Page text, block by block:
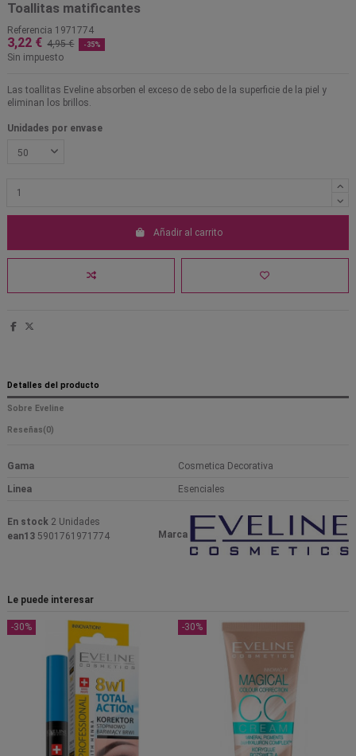
Toallitas matificantes
Referencia 1971774
3,22 € 4,95 € -35%
Sin impuesto
Las toallitas Eveline absorben el exceso de sebo de la superficie de la piel y
eliminan los brillos.
Unidades por envase
Añadir al carrito
Detalles del producto
Sobre Eveline
Reseñas(0)
Gama Cosmetica Decorativa
Linea Esenciales
Marca
En stock 2 Unidades
ean13 5901761971774
Le puede interesar
-30% -30%